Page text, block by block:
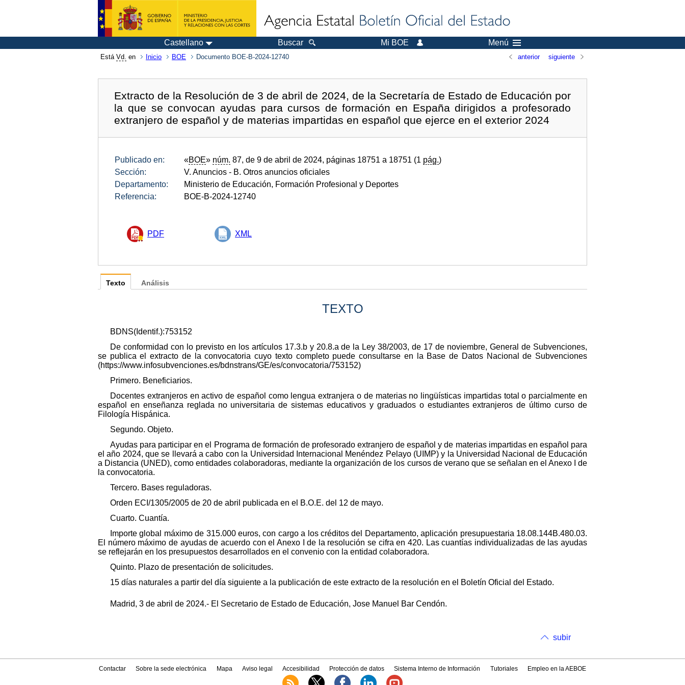
Castellano Buscar Mi BOE Menú
Está Vd. en Inicio BOE Documento BOE-B-2024-12740 anterior siguiente
Extracto de la Resolución de 3 de abril de 2024, de la Secretaría de Estado de Educación por
la que se convocan ayudas para cursos de formación en España dirigidos a profesorado
extranjero de español y de materias impartidas en español que ejerce en el exterior 2024
Publicado en: «BOE» núm. 87, de 9 de abril de 2024, páginas 18751 a 18751 (1 pág.)
Sección:
V. Anuncios - B. Otros anuncios oficiales
Departamento:
Ministerio de Educación, Formación Profesional y Deportes
Referencia:
BOE-B-2024-12740
PDF XML
Texto
TEXTO
BDNS(Identif.):753152
De conformidad con lo previsto en los artículos 17.3.b y 20.8.a de la Ley 38/2003, de 17 de noviembre, General de Subvenciones,
se publica el extracto de la convocatoria cuyo texto completo puede consultarse en la Base de Datos Nacional de Subvenciones
(https://www.infosubvenciones.es/bdnstrans/GE/es/convocatoria/753152)
Primero. Beneficiarios.
Docentes extranjeros en activo de español como lengua extranjera o de materias no lingüísticas impartidas total o parcialmente en
español en enseñanza reglada no universitaria de sistemas educativos y graduados o estudiantes extranjeros de último curso de
Filología Hispánica.
Segundo. Objeto.
Ayudas para participar en el Programa de formación de profesorado extranjero de español y de materias impartidas en español para
el año 2024, que se llevará a cabo con la Universidad Internacional Menéndez Pelayo (UIMP) y la Universidad Nacional de Educación
a Distancia (UNED), como entidades colaboradoras, mediante la organización de los cursos de verano que se señalan en el Anexo I de
la convocatoria.
Tercero. Bases reguladoras.
Orden ECI/1305/2005 de 20 de abril publicada en el B.O.E. del 12 de mayo.
Cuarto. Cuantía.
Importe global máximo de 315.000 euros, con cargo a los créditos del Departamento, aplicación presupuestaria 18.08.144B.480.03.
El número máximo de ayudas de acuerdo con el Anexo I de la resolución se cifra en 420. Las cuantías individualizadas de las ayudas
se reflejarán en los presupuestos desarrollados en el convenio con la entidad colaboradora.
Quinto. Plazo de presentación de solicitudes.
15 días naturales a partir del día siguiente a la publicación de este extracto de la resolución en el Boletín Oficial del Estado.
Madrid, 3 de abril de 2024.- El Secretario de Estado de Educación, Jose Manuel Bar Cendón.
Análisis
subir
Contactar Sobre la sede electrónica Mapa Aviso legal Accesibilidad Protección de datos Sistema Interno de Información Tutoriales Empleo en la AEBOE